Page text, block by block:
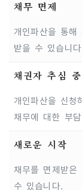
채무 면제
개인파산을 통해
받을 수 있습니
채권자 추심 중
개인파산을 신
채무에 대한 부
새로운 시작
채무를 면제받
수 있습니다.